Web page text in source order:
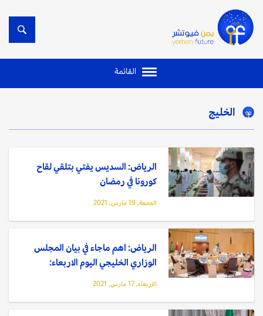
القائمة
الخليج
الرياض: السديس يفتي بتلقي لقاح
كورونا في رمضان
الجمعة, 19 مارس, 2021
الرياض: اهم ماجاء في بيان المجلس
الوزاري الخليجي اليوم الاربعاء:
الاربعاء, 17 مارس, 2021